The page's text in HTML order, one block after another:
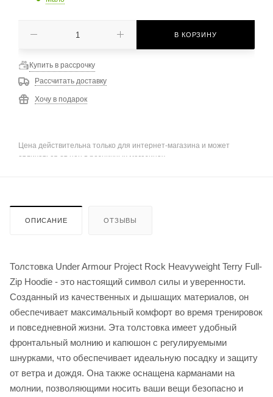
В КОРЗИНУ
Купить в рассрочку
Рассчитать доставку
Хочу в подарок
Цена действительна только для интернет-магазина и может
отличаться от цен в розничных магазинах
ОПИСАНИЕ ОТЗЫВЫ
Толстовка Under Armour Project Rock Heavyweight Terry Full-
Zip Hoodie - это настоящий символ силы и уверенности.
Созданный из качественных и дышащих материалов, он
обеспечивает максимальный комфорт во время тренировок
и повседневной жизни. Эта толстовка имеет удобный
фронтальный молнию и капюшон с регулируемыми
шнурками, что обеспечивает идеальную посадку и защиту
от ветра и дождя. Она также оснащена карманами на
молнии, позволяющими носить ваши вещи безопасно и